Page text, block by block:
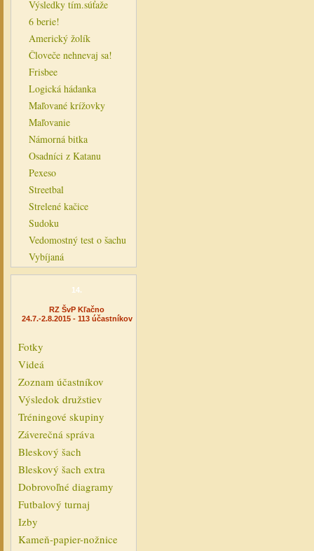
Výsledky tím.súťaže
6 berie!
Americký žolík
Človeče nehnevaj sa!
Frisbee
Logická hádanka
Maľované krížovky
Maľovanie
Námorná bitka
Osadníci z Katanu
Pexeso
Streetbal
Strelené kačice
Sudoku
Vedomostný test o šachu
Vybíjaná
14.
RZ ŠvP Kľačno
24.7.-2.8.2015 - 113 účastníkov
Fotky
Videá
Zoznam účastníkov
Výsledok družstiev
Tréningové skupiny
Záverečná správa
Bleskový šach
Bleskový šach extra
Dobrovoľné diagramy
Futbalový turnaj
Izby
Kameň-papier-nožnice